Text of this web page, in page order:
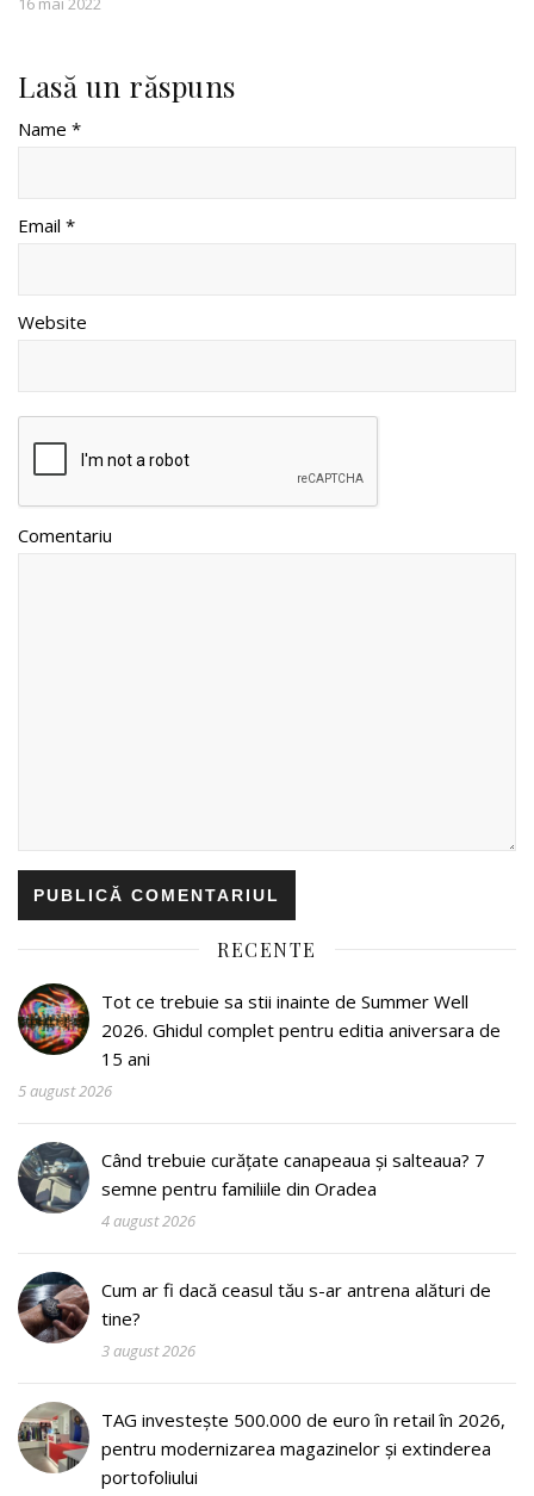
Lasă un răspuns
Name *
Email *
Website
Comentariu
RECENTE
Tot ce trebuie sa stii inainte de Summer Well
2026. Ghidul complet pentru editia aniversara de
15 ani
5 august 2026
Când trebuie curățate canapeaua și salteaua? 7
semne pentru familiile din Oradea
4 august 2026
Cum ar fi dacă ceasul tău s-ar antrena alături de
tine?
3 august 2026
TAG investește 500.000 de euro în retail în 2026,
pentru modernizarea magazinelor și extinderea
portofoliului